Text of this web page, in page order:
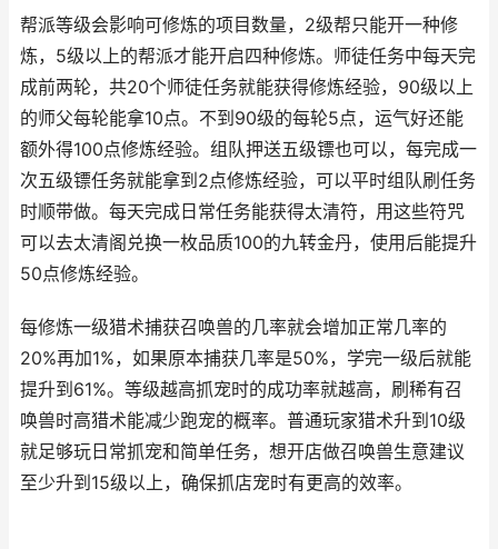
帮派等级会影响可修炼的项目数量，2级帮只能开一种修
炼，5级以上的帮派才能开启四种修炼。师徒任务中每天完
成前两轮，共20个师徒任务就能获得修炼经验，90级以上
的师父每轮能拿10点。不到90级的每轮5点，运气好还能
额外得100点修炼经验。组队押送五级镖也可以，每完成一
次五级镖任务就能拿到2点修炼经验，可以平时组队刷任务
时顺带做。每天完成日常任务能获得太清符，用这些符咒
可以去太清阁兑换一枚品质100的九转金丹，使用后能提升
50点修炼经验。
每修炼一级猎术捕获召唤兽的几率就会增加正常几率的
20%再加1%，如果原本捕获几率是50%，学完一级后就能
提升到61%。等级越高抓宠时的成功率就越高，刷稀有召
唤兽时高猎术能减少跑宠的概率。普通玩家猎术升到10级
就足够玩日常抓宠和简单任务，想开店做召唤兽生意建议
至少升到15级以上，确保抓店宠时有更高的效率。